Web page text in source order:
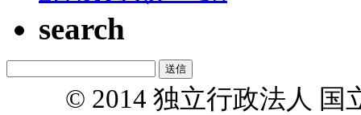
search
© 2014 独立行政法人 国